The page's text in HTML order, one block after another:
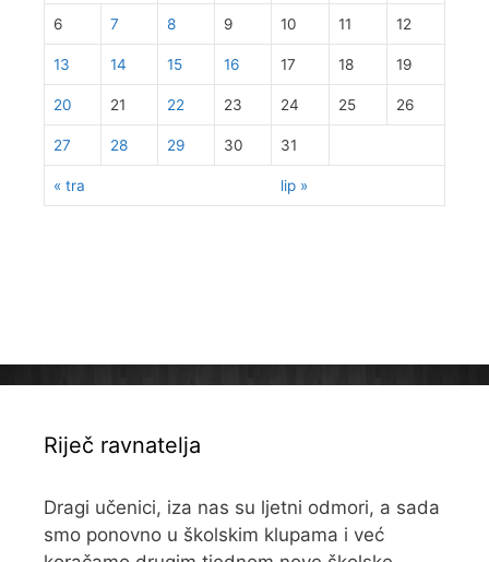
« tra lip »
6 7 8 9 10 11 12
13 14 15 16 17 18 19
20 21 22 23 24 25 26
27 28 29 30 31
Riječ ravnatelja
Dragi učenici, iza nas su ljetni odmori, a sada
smo ponovno u školskim klupama i već